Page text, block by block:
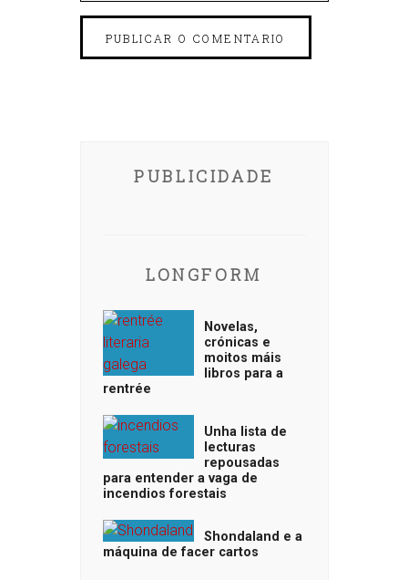
PUBLICIDADE
LONGFORM
Novelas,
crónicas e
moitos máis
libros para a
rentrée
Unha lista de
lecturas
repousadas
para entender a vaga de
incendios forestais
Shondaland e a
máquina de facer cartos